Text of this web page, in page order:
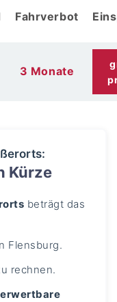
Fahrverbot
3 Monate
Kürze
beträgt das
Flensburg.
rechnen.